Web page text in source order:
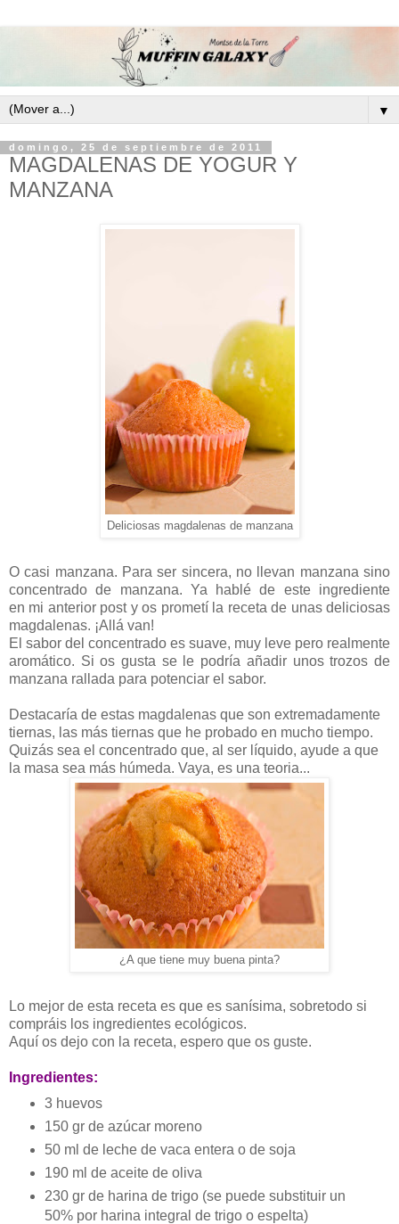
▼
domingo, 25 de septiembre de 2011
MAGDALENAS DE YOGUR Y
MANZANA
Deliciosas magdalenas de manzana
O casi manzana. Para ser sincera, no llevan manzana sino
concentrado de manzana. Ya hablé de este ingrediente
en mi anterior post y os prometí la receta de unas deliciosas
magdalenas. ¡Allá van!
El sabor del concentrado es suave, muy leve pero realmente
aromático. Si os gusta se le podría añadir unos trozos de
manzana rallada para potenciar el sabor.
Destacaría de estas magdalenas que son extremadamente
tiernas, las más tiernas que he probado en mucho tiempo.
Quizás sea el concentrado que, al ser líquido, ayude a que
la masa sea más húmeda. Vaya, es una teoria...
¿A que tiene muy buena pinta?
Lo mejor de esta receta es que es sanísima, sobretodo si
compráis los ingredientes ecológicos.
Aquí os dejo con la receta, espero que os guste.
Ingredientes:
3 huevos
150 gr de azúcar moreno
50 ml de leche de vaca entera o de soja
190 ml de aceite de oliva
230 gr de harina de trigo (se puede substituir un
50% por harina integral de trigo o espelta)